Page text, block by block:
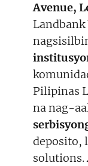
Avenue,
Landbank
Pilipinas
na nag-
deposito,
solutions.